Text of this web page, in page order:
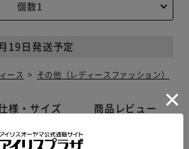
19日発送予定
ース その他（レディースファッション）
様・サイズ 商品レビュー
送料無料☆